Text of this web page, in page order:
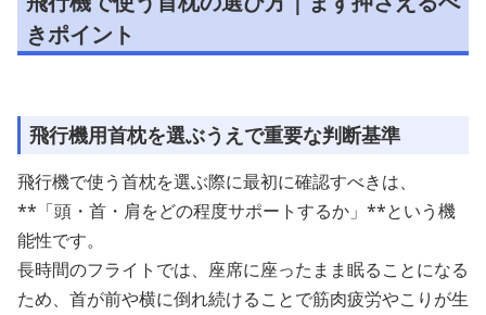
きポイント
飛行機用首枕を選ぶうえで重要な判断基準
飛行機で使う首枕を選ぶ際に最初に確認すべきは、
**「頭・首・肩をどの程度サポートするか」**という機
能性です。
長時間のフライトでは、座席に座ったまま眠ることになる
ため、首が前や横に倒れ続けることで筋肉疲労やこりが生